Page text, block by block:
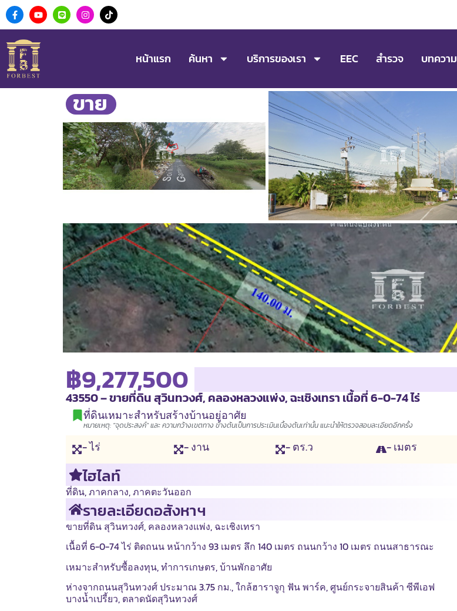
หน้าแรก ค้นหา บริการของเรา EEC สำรวจ บทความ
ขาย
฿9,277,500
43550 – ขายที่ดิน สุวินทวงศ์, คลองหลวงแพ่ง, ฉะเชิงเทรา เนื้อที่ 6-0-74 ไร่
ที่ดินเหมาะสำหรับสร้างบ้านอยู่อาศัย
หมายเหตุ: "จุดประสงค์" และ ความกว้างเขตทาง ข้างต้นเป็นการประเมินเบื้องต้นเท่านั้น แนะนำให้ตรวจสอบละเอียดอีกครั้ง
- ไร่ - งาน - ตร.ว - เมตร
ไฮไลท์
ที่ดิน,ภาคกลาง,ภาคตะวันออก
รายละเอียดอสังหาฯ
ขายที่ดิน สุวินทวงศ์, คลองหลวงแพ่ง, ฉะเชิงเทรา
เนื้อที่ 6-0-74 ไร่ ติดถนน หน้ากว้าง 93 เมตร ลึก 140 เมตร ถนนกว้าง 10 เมตร ถนนสาธารณะ
เหมาะสำหรับซื้อลงทุน, ทำการเกษตร, บ้านพักอาศัย
ห่างจากถนนสุวินทวงศ์ ประมาณ 3.75 กม., ใกล้ฮาราจูกุ ฟัน พาร์ค, ศูนย์กระจายสินค้า ซีพีเอฟ
บางน้ำเปรี้ยว, ตลาดนัดสุวินทวงศ์